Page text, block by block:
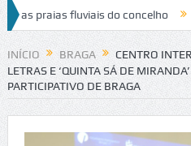
fluviais do concelho
de trânsito no IC2 em Alcobaça
INÍCIO BRAGA
CENTRO
LETRAS E ‘QUINTA SÁ DE
PARTICIPATIVO DE BRAGA